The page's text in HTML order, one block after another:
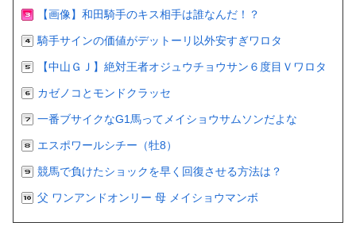
【画像】和田騎手のキス相手は誰なんだ！？
騎手サインの価値がデットーリ以外安すぎワロタ
【中山ＧＪ】絶対王者オジュウチョウサン６度目Ｖワロタ
カゼノコとモンドクラッセ
一番ブサイクなG1馬ってメイショウサムソンだよな
エスポワールシチー（牡8）
競馬で負けたショックを早く回復させる方法は？
父 ワンアンドオンリー 母 メイショウマンボ